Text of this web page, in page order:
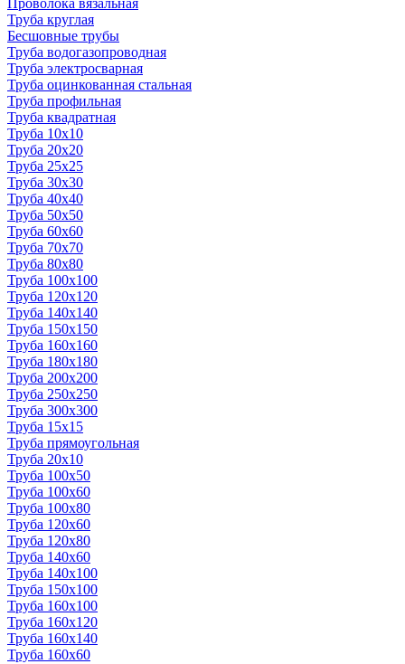
Проволока вязальная
Труба круглая
Бесшовные трубы
Труба водогазопроводная
Труба электросварная
Труба оцинкованная стальная
Труба профильная
Труба квадратная
Труба 10x10
Труба 20x20
Труба 25x25
Труба 30x30
Труба 40x40
Труба 50x50
Труба 60x60
Труба 70x70
Труба 80x80
Труба 100x100
Труба 120x120
Труба 140x140
Труба 150x150
Труба 160x160
Труба 180x180
Труба 200x200
Труба 250x250
Труба 300x300
Труба 15x15
Труба прямоугольная
Труба 20x10
Труба 100x50
Труба 100x60
Труба 100x80
Труба 120x60
Труба 120x80
Труба 140x60
Труба 140x100
Труба 150x100
Труба 160x100
Труба 160x120
Труба 160x140
Труба 160x60